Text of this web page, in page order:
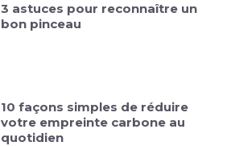
3 astuces pour reconnaître un
bon pinceau
10 façons simples de réduire
votre empreinte carbone au
quotidien